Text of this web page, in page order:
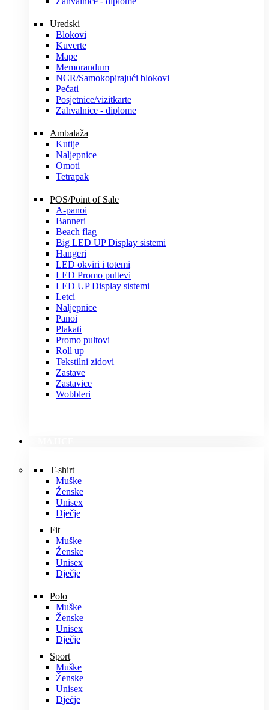
Uredski
Blokovi
Kuverte
Mape
Memorandum
NCR/Samokopirajući blokovi
Pečati
Posjetnice/vizitkarte
Zahvalnice - diplome
Ambalaža
Kutije
Naljepnice
Omoti
Tetrapak
POS/Point of Sale
A-panoi
Banneri
Beach flag
Big LED UP Display sistemi
Hangeri
LED okviri i totemi
LED Promo pultevi
LED UP Display sistemi
Letci
Naljepnice
Panoi
Plakati
Promo pultovi
Roll up
Tekstilni zidovi
Zastave
Zastavice
Wobbleri
T-shirt
Muške
Ženske
Unisex
Dječje
Fit
Muške
Ženske
Unisex
Dječje
Polo
Muške
Ženske
Unisex
Dječje
Sport
Muške
Ženske
Unisex
Dječje